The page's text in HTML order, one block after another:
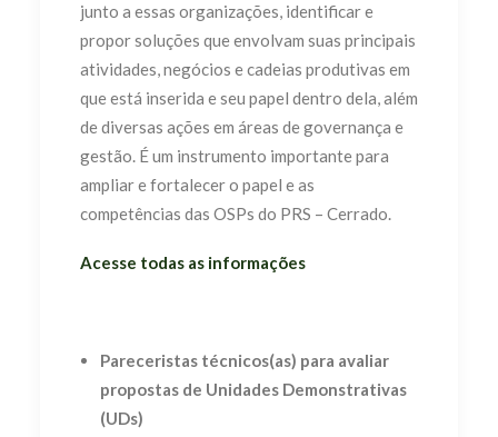
junto a essas organizações, identificar e
propor soluções que envolvam suas principais
atividades, negócios e cadeias produtivas em
que está inserida e seu papel dentro dela, além
de diversas ações em áreas de governança e
gestão. É um instrumento importante para
ampliar e fortalecer o papel e as
competências das OSPs do PRS – Cerrado.
Acesse todas as informações
Pareceristas técnicos(as) para avaliar
propostas de Unidades Demonstrativas
(UDs)